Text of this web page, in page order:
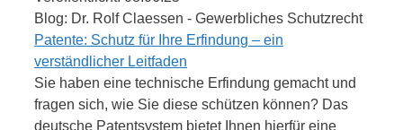
Blog: Dr. Rolf Claessen - Gewerbliches Schutzrecht
Patente: Schutz für Ihre Erfindung – ein
verständlicher Leitfaden
Sie haben eine technische Erfindung gemacht und
fragen sich, wie Sie diese schützen können? Das
deutsche Patentsystem bietet Ihnen hierfür eine